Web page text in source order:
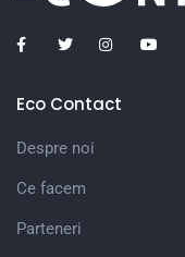
Eco Contact
Despre noi
Ce facem
Parteneri